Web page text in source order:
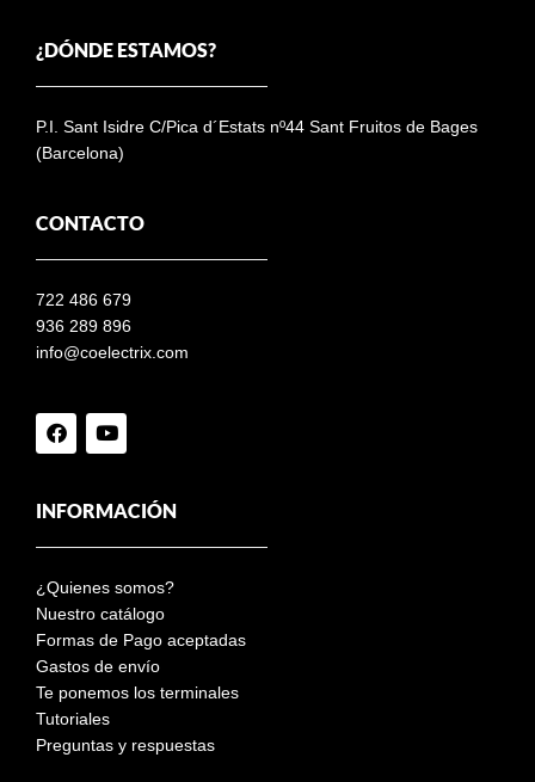
¿DÓNDE ESTAMOS?
P.I. Sant Isidre C/Pica d´Estats nº44 Sant Fruitos de Bages
(Barcelona)
CONTACTO
722 486 679
936 289 896
info@coelectrix.com
INFORMACIÓN
¿Quienes somos?
Nuestro catálogo
Formas de Pago aceptadas
Gastos de envío
Te ponemos los terminales
Tutoriales
Preguntas y respuestas